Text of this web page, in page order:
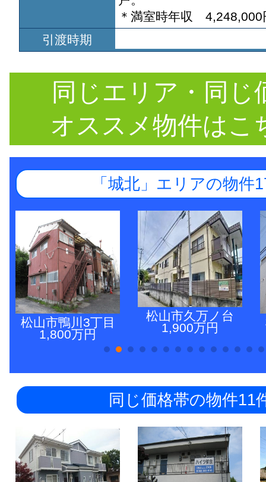
＊満室時年収 4,248,000
引渡時期
同じエリア・同じ
オススメ物件はこ
「城北」エリアの物件
松山市鴨川3丁目
1,800万円
松山市久万ノ台
1,900万円
同じ価格帯の物件11